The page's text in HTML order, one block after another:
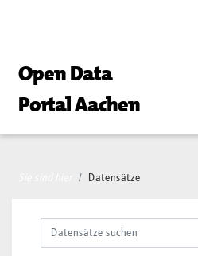
Open Data
Portal Aachen
Datensätze